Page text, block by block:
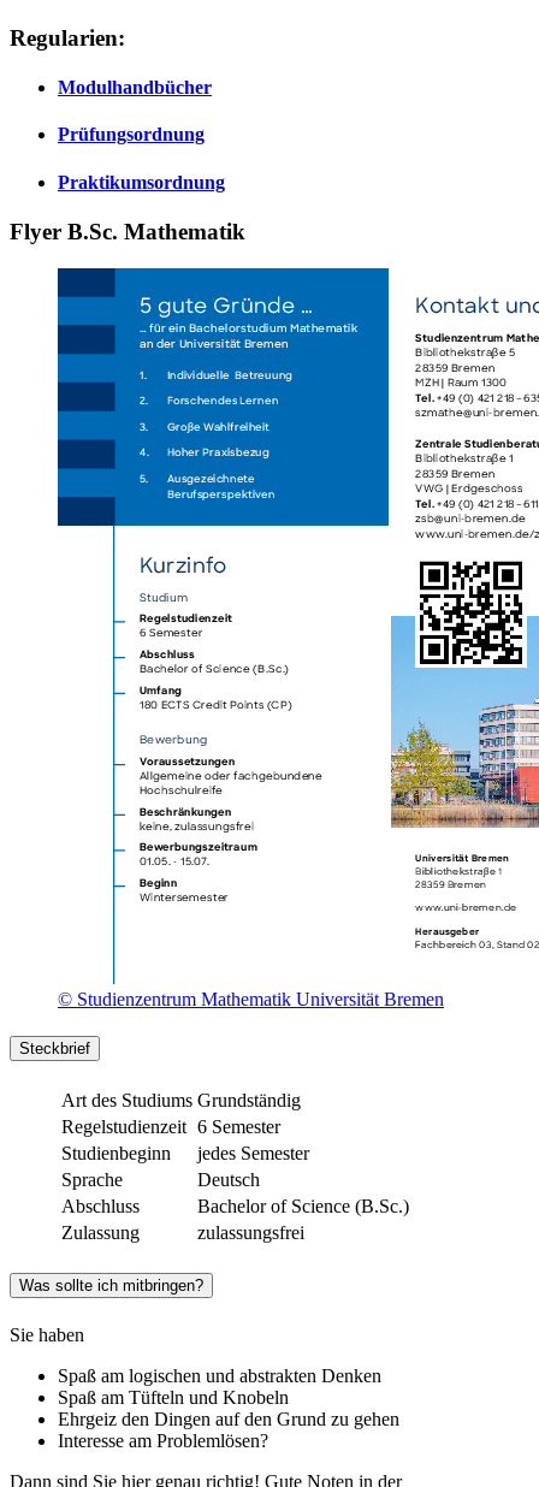
Regularien:
Modulhandbücher
Prüfungsordnung
Praktikumsordnung
Flyer B.Sc. Mathematik
© Studienzentrum Mathematik Universität Bremen
Steckbrief
Art des Studiums Grundständig
Regelstudienzeit 6 Semester
Studienbeginn
jedes Semester
Sprache
Deutsch
Abschluss
Bachelor of Science (B.Sc.)
Zulassung
zulassungsfrei
Was sollte ich mitbringen?
Sie haben
Spaß am logischen und abstrakten Denken
Spaß am Tüfteln und Knobeln
Ehrgeiz den Dingen auf den Grund zu gehen
Interesse am Problemlösen?
Dann sind Sie hier genau richtig! Gute Noten in der